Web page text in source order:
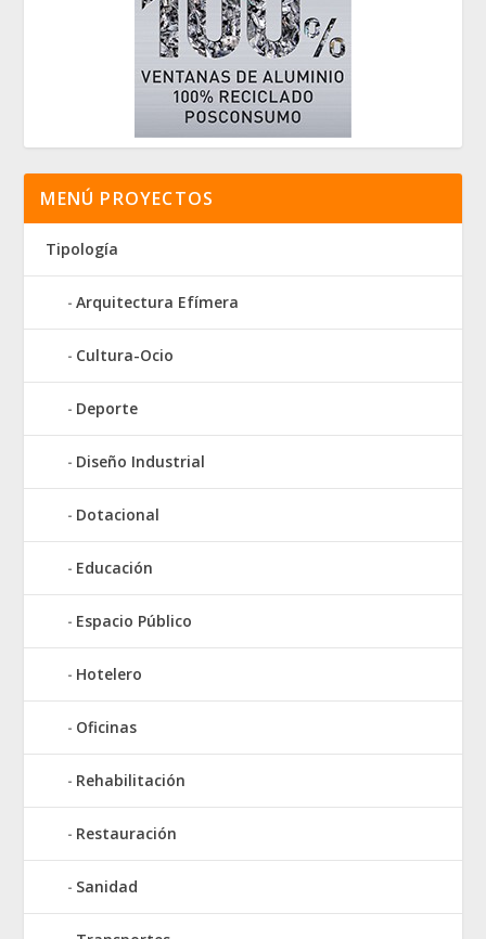
MENÚ PROYECTOS
Tipología
Arquitectura Efímera
Cultura-Ocio
Deporte
Diseño Industrial
Dotacional
Educación
Espacio Público
Hotelero
Oficinas
Rehabilitación
Restauración
Sanidad